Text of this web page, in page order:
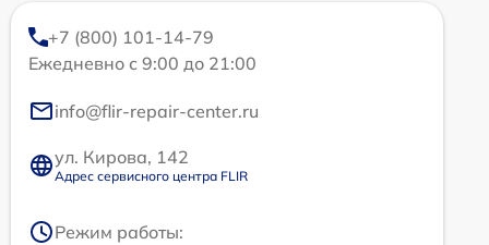
+7 (800) 101-14-79
Ежедневно с 9:00 до 21:00
info@flir-repair-center.ru
ул. Кирова, 142
Адрес сервисного центра FLIR
Режим работы: